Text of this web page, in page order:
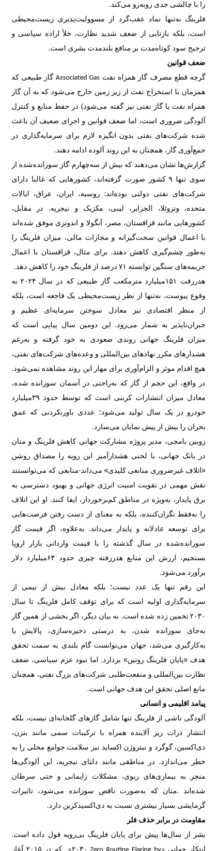
را با چالشی جدی روبه‌رو می‌کند.
فلرینگ نه‌تنها نماد عقب‌گرد از مسوولیت‌پذیری زیست‌محیطی
است، بلکه بازتابی از ضعف شدید نظارت، خلأ اراده سیاسی و
ترجیح سود کوتاه‌مدت بر منافع بلندمدت بشری است.
ضعف قوانین
گرچه قطع مصرف گاز همراه نفت
گاز طبیعی که
همزمان با استخراج نفت از زیر زمین خارج می‌شود که به آن گاز
همراه نفت یا گاز نفتی نیز گفته می‌شود) در حفظ منابع و کنترل
آلودگی ضروری است، اما ضعف قوانین و اجرای ضعیف آن باعث
شده شرکت‌های نفتی بدون انگیزه لازم برای سرمایه‌گذاری در
جمع‌آوری گاز، همچنان به این روند آلوده ادامه دهند.
گزارش‌ها نشان می‌دهند که بیش از سه‌چهارم گاز سوزانده‌شده از
سوی تنها ۹ کشور صورت گرفته‌اند، کشورهایی که غالبا دارای
شرکت‌های نفتی دولتی بوده‌اند: روسیه، ایران، عراق، ایالات
متحده، ونزوئلا، الجزایر، لیبی، مکزیک و نیجریه. در مقابل،
کشورهایی مانند قزاقستان، مصر، آنگولا و اندونزی موفق شده‌اند
با اعمال قوانین سخت‌گیرانه و مجازات مالی، میزان فلرینگ را
به‌طور چشم‌گیری کاهش دهند. برای مثال، قزاقستان با اعمال
جریمه‌های سنگین توانسته ۷۱ درصد از فلرینگ خود را کاهش دهد.
هدررفت ۱۵۱‌میلیارد مترمکعب گاز طبیعی که در سال ۲۰۲۴ به
وقوع پیوست، نه‌تنها از نظر زیست‌محیطی یک فاجعه‌ است، بلکه
از منظر اقتصادی نیز معادل سوختن سرمایه‌ای عظیم و
جبران‌ناپذیر به شمار می‌رود. این دومین سال پیاپی است که
میزان فلرینگ جهانی روندی صعودی به خود گرفته و به‌رغم
هشدارهای مکرر نهادهای بین‌المللی و وعده‌های شرکت‌های نفتی،
هیچ اقدام موثر و الزام‌آوری برای مهار این روند مشاهده نمی‌شود.
در واقع، این حجم از گاز که به‌راحتی در آسمان سوزانده شده،
معادل میزان انتشارات کربنی است که توسط حدود ۳۹‌میلیارد
خودرو در یک سال تولید می‌شود؛ عددی باورنکردنی که عمق
بحران را بیش از پیش نمایان می‌سازد.
زوبین بامجی، مدیر پروژه مشارکت جهانی کاهش فلرینگ و متان
در بانک جهانی، با لحنی هشدارآمیز این رویه را مصداق روشن
«اتلاف غیرضروری منابعی کلیدی» می‌داند-منابعی که می‌توانستند
نقش مهمی در تقویت امنیت انرژی جهانی و بهبود دسترسی به
برق پایدار، به‌ویژه در مناطق کم‌برخوردار، ایفا کنند. او این اتلاف
را نه‌فقط نگران‌کننده، بلکه به معنای از دست رفتن فرصت‌هایی
برای توسعه عادلانه و پایدار می‌داند. به‌علاوه، اگر قیمت گاز
سوزانده‌شده در سال گذشته را با قیمت وارداتی بازار اروپا
بسنجیم، ارزش این منابع هدررفته چیزی حدود ۶۳‌میلیارد دلار
برآورد می‌شود.
این رقم تنها یک عدد نیست؛ بلکه معادل بیش از نیمی از
سرمایه‌گذاری اولیه است که برای توقف کامل فلرینگ تا سال
۲۰۳۰ تخمین زده شده است. به بیان دیگر، اگر بخشی از همین گاز
به‌جای سوزانده شدن، به درستی ذخیره‌سازی، پالایش یا
به‌کارگیری می‌شد، جهان می‌توانست گام بلندی به سمت تحقق
هدف «پایان فلرینگ روتین» بردارد. اما نبود عزم سیاسی، ضعف
نظارت بین‌المللی و منفعت‌طلبی شرکت‌های بزرگ نفتی، همچنان
مانع اصلی تحقق این هدف جهانی است.
پیامد اقلیمی و انسانی
آلودگی ناشی از فلرینگ تنها شامل گازهای گلخانه‌ای نیست، بلکه
انتشار ذرات ریز آلاینده همراه با ترکیبات سمی مانند بنزن،
دی‌اکسین، گوگرد و نیتروژن اکساید نیز سلامت جوامع محلی را به
خطر می‌اندازد. در مناطقی مانند دلتای نیجریه، این آلودگی‌ها
منجر به بیماری‌های ریوی، مشکلات زایمانی و حتی سرطان
شده‌اند .متان که به‌صورت ناقص سوزانده می‌شود، تاثیرات
گرمایشی بسیار بیشتری نسبت به دی‌اکسیدکربن دارد.
مقاومت در برابر حذف فلر
بشر از سال‌ها پیش برای پایان فلرینگ بی‌رویه قول داده است.
ابتکار جهانی
۲۰۳۰ که در۲۰۱۵ آغاز